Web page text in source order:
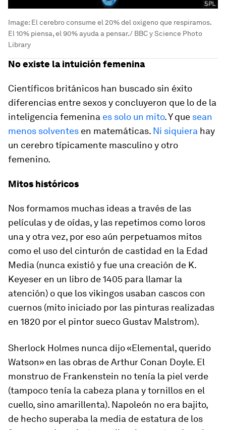
Image: El cerebro consume el 20% del oxígeno que respiramos.
El 10% piensa, el 90% ayuda a pensar./ BBC y Science Photo
Library
No existe la intuición femenina
Científicos británicos han buscado sin éxito
diferencias entre sexos y concluyeron que lo de la
inteligencia femenina es solo un mito. Y que sean
menos solventes en matemáticas. Ni siquiera hay
un cerebro típicamente masculino y otro
femenino.
Mitos históricos
Nos formamos muchas ideas a través de las
películas y de oídas, y las repetimos como loros
una y otra vez, por eso aún perpetuamos mitos
como el uso del cinturón de castidad en la Edad
Media (nunca existió y fue una creación de K.
Keyeser en un libro de 1405 para llamar la
atención) o que los vikingos usaban cascos con
cuernos (mito iniciado por las pinturas realizadas
en 1820 por el pintor sueco Gustav Malstrom).
Sherlock Holmes nunca dijo «Elemental, querido
Watson» en las obras de Arthur Conan Doyle. El
monstruo de Frankenstein no tenía la piel verde
(tampoco tenía la cabeza plana y tornillos en el
cuello, sino amarillenta). Napoleón no era bajito,
de hecho superaba la media de estatura de los